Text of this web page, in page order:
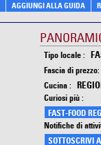
AGGIUNGI ALLA GUIDA
Tipo locale :
Fascia di prezzo:
Cucina :
Curiosi più :
FAST-FOOD
Notifiche di
SOTTOSCRIVI